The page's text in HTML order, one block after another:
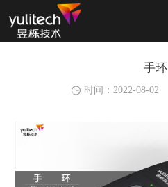
手环
时间：2022-08-02